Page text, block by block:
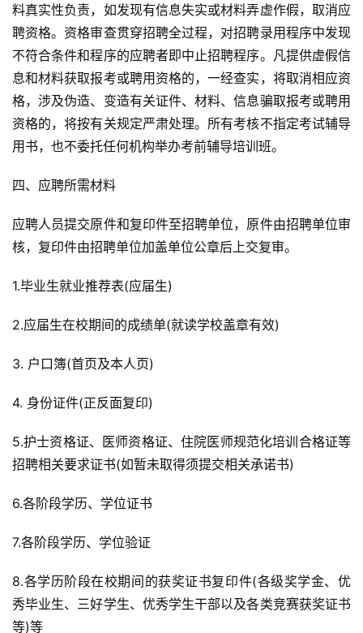
料真实性负责，如发现有信息失实或材料弄虚作假，取消应
聘资格。资格审查贯穿招聘全过程，对招聘录用程序中发现
不符合条件和程序的应聘者即中止招聘程序。凡提供虚假信
息和材料获取报考或聘用资格的，一经查实，将取消相应资
格，涉及伪造、变造有关证件、材料、信息骗取报考或聘用
资格的，将按有关规定严肃处理。所有考核不指定考试辅导
用书，也不委托任何机构举办考前辅导培训班。
四、应聘所需材料
应聘人员提交原件和复印件至招聘单位，原件由招聘单位审
核，复印件由招聘单位加盖单位公章后上交复审。
1.毕业生就业推荐表(应届生)
2.应届生在校期间的成绩单(就读学校盖章有效)
3. 户口簿(首页及本人页)
4. 身份证件(正反面复印)
5.护士资格证、医师资格证、住院医师规范化培训合格证等
招聘相关要求证书(如暂未取得须提交相关承诺书)
6.各阶段学历、学位证书
7.各阶段学历、学位验证
8.各学历阶段在校期间的获奖证书复印件(各级奖学金、优
秀毕业生、三好学生、优秀学生干部以及各类竞赛获奖证书
等)等